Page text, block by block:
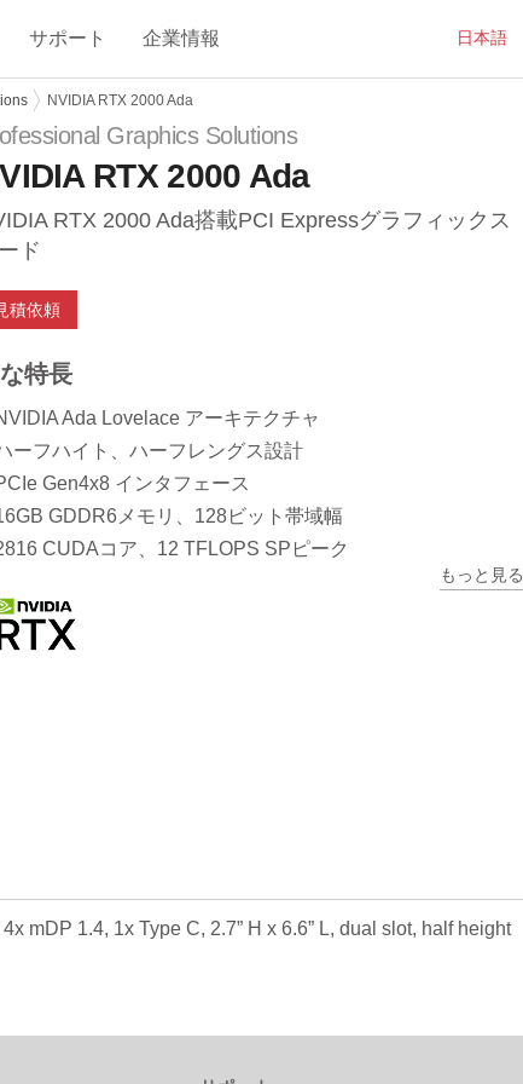
日本語
サポート 企業情報
NVIDIA RTX 2000 Ada
Graphics Solutions
RTX 2000 Ada
RTX 2000 Ada搭載PCI Expressグラフィックス
ド
積依頼
特長
Ada Lovelace アーキテクチャ
ーフハイト、ハーフレングス設計
Gen4x8 インタフェース
GDDR6メモリ、128ビット帯域幅
CUDAコア、12 TFLOPS SPピーク
もっと見る
mDP 1.4, 1x Type C, 2.7” H x 6.6” L, dual slot, half height